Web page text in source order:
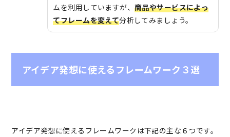
ムを利用していますが、商品やサービスによっ
てフレームを変えて分析してみましょう。
アイデア発想に使えるフレームワーク３選
アイデア発想に使えるフレームワークは下記の主な６つです。